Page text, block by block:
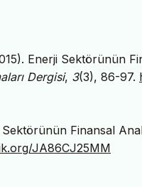
Enerji Sektörünün
Dergisi, 3(3), 86-97.
Sektörünün Finansal
JA86CJ25MM